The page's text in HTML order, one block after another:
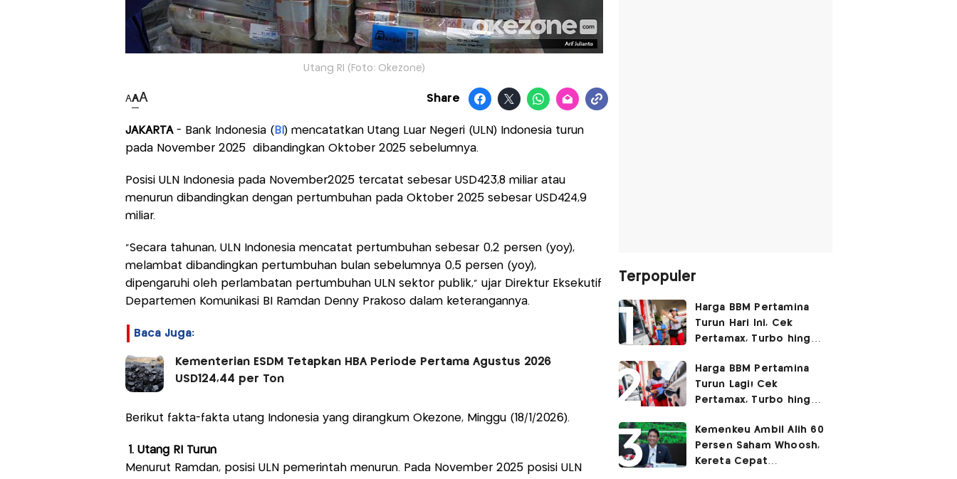
Utang RI (Foto: Okezone)
AAA Share
JAKARTA- Bank Indonesia ( BI ) mencatatkan Utang Luar Negeri (ULN) Indonesia turun
pada November 2025 dibandingkan Oktober 2025 sebelumnya.
Posisi ULN Indonesia pada November2025 tercatat sebesar USD423,8 miliar atau
menurun dibandingkan dengan pertumbuhan pada Oktober 2025 sebesar USD424,9
miliar.
"Secara tahunan, ULN Indonesia mencatat pertumbuhan sebesar 0,2 persen (yoy),
melambat dibandingkan pertumbuhan bulan sebelumnya 0,5 persen (yoy),
dipengaruhi oleh perlambatan pertumbuhan ULN sektor publik," ujar Direktur Eksekutif
Departemen Komunikasi BI Ramdan Denny Prakoso dalam keterangannya.
Baca Juga:
Kementerian ESDM Tetapkan HBA Periode Pertama Agustus 2026
USD124,44 per Ton
Berikut fakta-fakta utang Indonesia yang dirangkum Okezone, Minggu (18/1/2026).
1. Utang RI Turun
Menurut Ramdan, posisi ULN pemerintah menurun. Pada November 2025 posisi ULN
Terpopuler
Harga BBM Pertamina
Turun Hari Ini, Cek
Pertamax, Turbo hingga
2026
Harga BBM Pertamina
Turun Lagi! Cek
Pertamax, Turbo hingga
Agustus 2026
Kemenkeu Ambil Alih 60
Persen Saham Whoosh,
Kereta Cepat